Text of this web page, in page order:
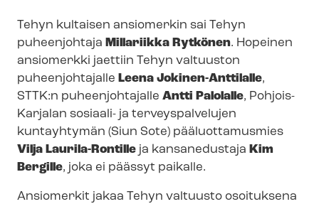
Tehyn kultaisen ansiomerkin sai Tehyn
puheenjohtaja Millariikka Rytkönen. Hopeinen
ansiomerkki jaettiin Tehyn valtuuston
puheenjohtajalle Leena Jokinen-​Anttilalle,
STTK:n puheenjohtajalle Antti Palolalle, Pohjois-
Karjalan sosiaali- ja terveyspalvelujen
kuntayhtymän (Siun Sote) pääluottamusmies
Vilja Laurila-Rontille ja kansanedustaja Kim
Bergille, joka ei päässyt paikalle.
Ansiomerkit jakaa Tehyn valtuusto osoituksena